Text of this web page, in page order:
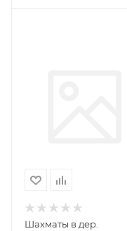
Шахматы в дер.